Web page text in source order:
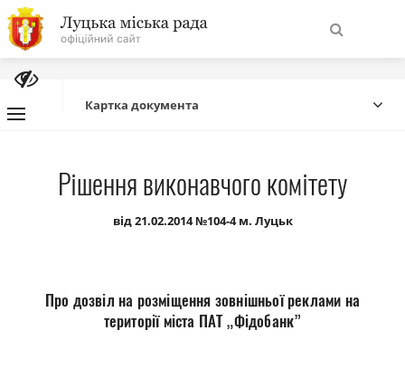
На
головну
сайту
Про місто
Міська влада
Бюджет
Картка документа
Рішення виконавчого комітету
від 21.02.2014 №104-4 м. Луцьк
Про дозвіл на розміщення зовнішньої реклами на
території міста ПАТ „Фідобанк”